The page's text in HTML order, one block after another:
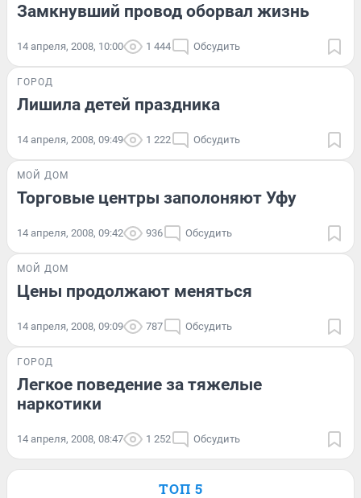
Замкнувший провод оборвал жизнь
14 апреля, 2008, 10:00 1 444 Обсудить
ГОРОД
Лишила детей праздника
14 апреля, 2008, 09:49 1 222 Обсудить
МОЙ ДОМ
Торговые центры заполоняют Уфу
14 апреля, 2008, 09:42 936 Обсудить
МОЙ ДОМ
Цены продолжают меняться
14 апреля, 2008, 09:09 787 Обсудить
ГОРОД
Легкое поведение за тяжелые
наркотики
14 апреля, 2008, 08:47 1 252 Обсудить
ТОП 5